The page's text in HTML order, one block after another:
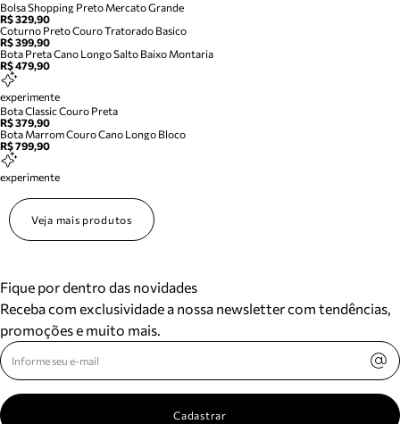
Bolsa Shopping Preto Mercato Grande
R$ 329,90
Coturno Preto Couro Tratorado Basico
R$ 399,90
Bota Preta Cano Longo Salto Baixo Montaria
R$ 479,90
experimente
Bota Classic Couro Preta
R$ 379,90
Bota Marrom Couro Cano Longo Bloco
R$ 799,90
experimente
Veja mais produtos
Fique por dentro das novidades
Receba com exclusividade a nossa newsletter com tendências,
promoções e muito mais.
Cadastrar